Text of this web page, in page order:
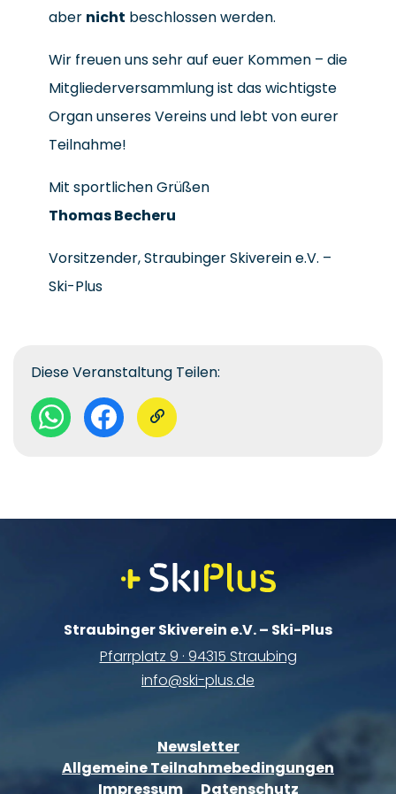
aber nicht beschlossen werden.
Wir freuen uns sehr auf euer Kommen – die
Mitgliederversammlung ist das wichtigste
Organ unseres Vereins und lebt von eurer
Teilnahme!
Mit sportlichen Grüßen
Thomas Becheru
Vorsitzender, Straubinger Skiverein e.V. –
Ski-Plus
Diese Veranstaltung Teilen:
Straubinger Skiverein e.V. – Ski-Plus
Pfarrplatz 9 · 94315 Straubing
info@ski-plus.de
Newsletter
Allgemeine Teilnahmebedingungen
Impressum
Datenschutz